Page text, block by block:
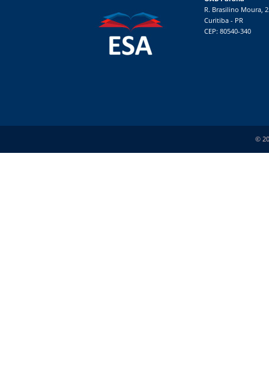
R. Brasilino Moura,
Curitiba - PR
CEP: 80540-340
©